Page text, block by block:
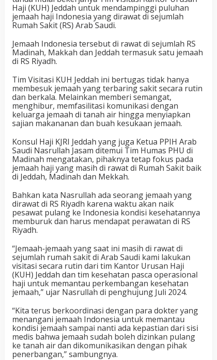
Haji (KUH) Jeddah untuk mendampinggi puluhan
jemaah haji Indonesia yang dirawat di sejumlah
Rumah Sakit (RS) Arab Saudi.
Jemaah Indonesia tersebut di rawat di sejumlah RS
Madinah, Makkah dan Jeddah termasuk satu jemaah
di RS Riyadh.
Tim Visitasi KUH Jeddah ini bertugas tidak hanya
membesuk jemaah yang terbaring sakit secara rutin
dan berkala. Melainkan memberi semangat,
menghibur, memfasilitasi komunikasi dengan
keluarga jemaah di tanah air hingga menyiapkan
sajian makananan dan buah kesukaan jemaah.
Konsul Haji KJRI Jeddah yang juga Ketua PPIH Arab
Saudi Nasrullah Jasam ditemui Tim Humas PHU di
Madinah mengatakan, pihaknya tetap fokus pada
jemaah haji yang masih di rawat di Rumah Sakit baik
di Jeddah, Madinah dan Mekkah.
Bahkan kata Nasrullah ada seorang jemaah yang
dirawat di RS Riyadh karena waktu akan naik
pesawat pulang ke Indonesia kondisi kesehatannya
memburuk dan harus mendapat perawatan di RS
Riyadh.
“Jemaah-jemaah yang saat ini masih di rawat di
sejumlah rumah sakit di Arab Saudi kami lakukan
visitasi secara rutin dari tim Kantor Urusan Haji
(KUH) Jeddah dan tim kesehatan pasca operasional
haji untuk memantau perkembangan kesehatan
jemaah,” ujar Nasrullah di penghujung Juli 2024.
“Kita terus berkoordinasi dengan para dokter yang
menangani jemaah Indonesia untuk memantau
kondisi jemaah sampai nanti ada kepastian dari sisi
medis bahwa jemaah sudah boleh dizinkan pulang
ke tanah air dan dikomunikasikan dengan pihak
penerbangan,” sambungnya.